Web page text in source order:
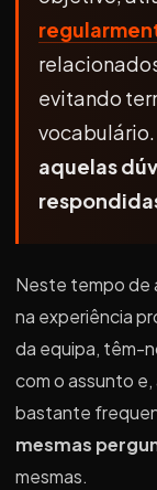
evitando
vocabulário.
aquelas
Neste tempo de
na experiência
da equipa, têm-
com o assunto
bastante
mesmas
mesmas.